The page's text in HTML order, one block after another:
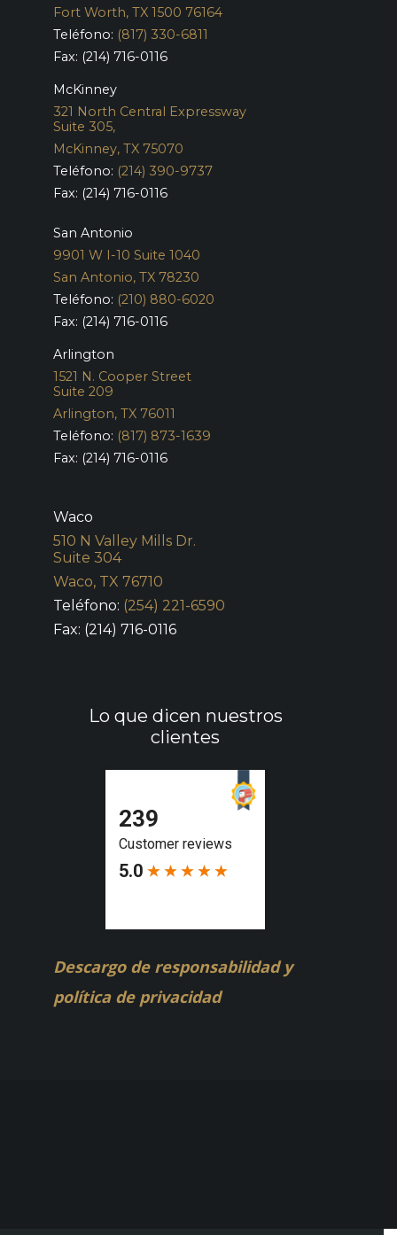
Fort Worth, TX 1500 76164
Teléfono: (817) 330-6811
Fax: (214) 716-0116
McKinney
321 North Central Expressway
Suite 305,
McKinney, TX 75070
Teléfono: (214) 390-9737
Fax: (214) 716-0116
San Antonio
9901 W I-10 Suite 1040
San Antonio, TX 78230
Teléfono: (210) 880-6020
Fax: (214) 716-0116
Arlington
1521 N. Cooper Street
Suite 209
Arlington, TX 76011
Teléfono: (817) 873-1639
Fax: (214) 716-0116
Waco
510 N Valley Mills Dr.
Suite 304
Waco, TX 76710
Teléfono: (254) 221-6590
Fax: (214) 716-0116
Lo que dicen nuestros
clientes
Descargo de responsabilidad y
política de privacidad